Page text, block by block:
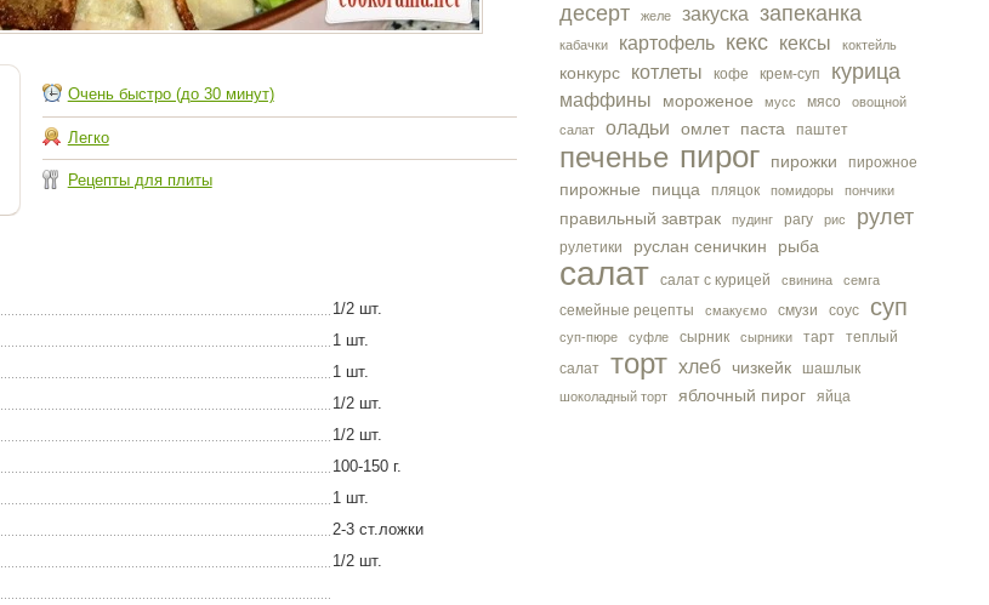
десерт желе закуска запеканка
кабачки картофель кекс кексы коктейль
конкурс котлеты кофе крем-суп курица
маффины мороженое мусс мясо
овощной
салат
оладьи омлет паста паштет
печенье пирог пирожки пирожное
пирожные пицца пляцок помидоры пончики
правильный завтрак пудинг рагу рис рулет
рулетики руслан сеничкин рыба
салат салат с курицей свинина семга
семейные рецепты смакуємо смузи соус суп
суп-пюре суфле сырник сырники тарт
теплый
салат
торт хлеб чизкейк шашлык
шоколадный торт яблочный пирог яйца
Очень быстро (до 30 минут)
Легко
Рецепты для плиты
1/2 шт.
1 шт.
1 шт.
1/2 шт.
1/2 шт.
100-150 г.
1 шт.
2-3 ст.ложки
1/2 шт.